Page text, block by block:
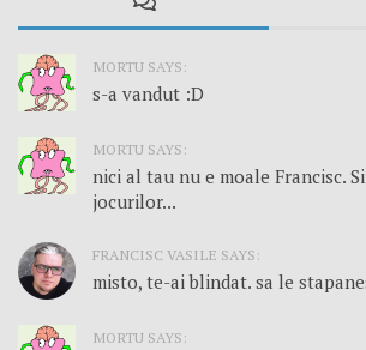
MORTU SAYS:
s-a vandut :D
MORTU SAYS:
nici al tau nu e moale Francisc.
jocurilor...
FRANCISC VASILE SAYS:
misto, te-ai blindat. sa le
MORTU SAYS: